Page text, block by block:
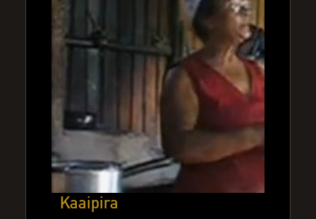
Kaaipira